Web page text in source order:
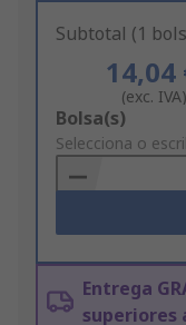
Subtotal (1
14,04
(exc. IVA)
Add
to
Basket
Bolsa(s)
Selecciona o
Entrega
superiores